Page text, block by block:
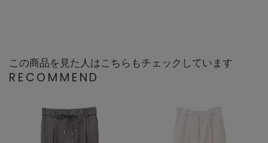
この商品を見た人はこちらもチェックしています
RECOMMEND